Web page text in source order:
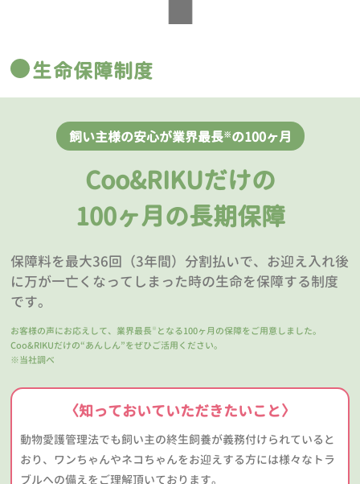
生命保障制度
飼い主様の安心が業界最長※の100ヶ月
Coo&RIKUだけの
100ヶ月の長期保障
保障料を最大36回（3年間）分割払いで、お迎え入れ後
に万が一亡くなってしまった時の生命を保障する制度
です。
お客様の声にお応えして、業界最長 ※ となる100ヶ月の保障をご用意しました。
Coo&RIKUだけの“あんしん”をぜひご活用ください。
※当社調べ
〈知っておいていただきたいこと〉
動物愛護管理法でも飼い主の終生飼養が義務付けられていると
おり、ワンちゃんやネコちゃんをお迎えする方には様々なトラ
ブルへの備えをご理解頂いております。